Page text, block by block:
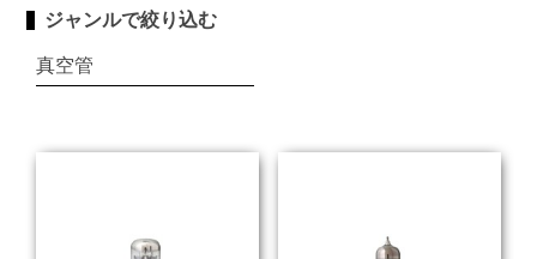
ジャンルで絞り込む
真空管